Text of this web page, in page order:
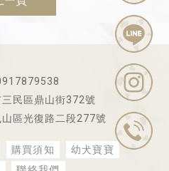
三民區鼎山街372號
山區光復路二段277號
購買須知
幼犬寶寶